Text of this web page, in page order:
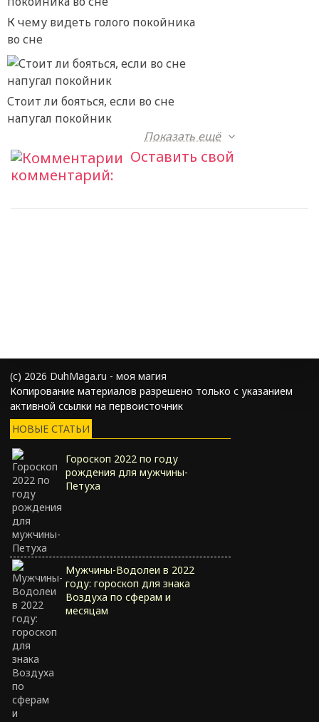
К чему видеть голого покойника
во сне
Стоит ли бояться, если во сне
напугал покойник
Показать ещё
Оставить свой
комментарий:
(с) 2026 DuhMaga.ru - моя магия
Копирование материалов разрешено только с указанием
активной ссылки на первоисточник
НОВЫЕ СТАТЬИ
Гороскоп 2022 по году
рождения для мужчины-
Петуха
Мужчины-Водолеи в 2022
году: гороскоп для знака
Воздуха по сферам и
месяцам